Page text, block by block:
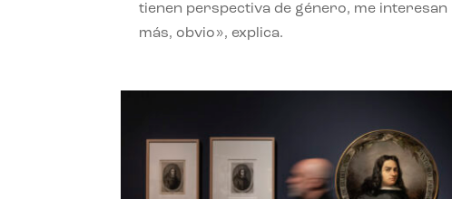
tienen perspectiva de género, me interesan
más, obvio», explica.